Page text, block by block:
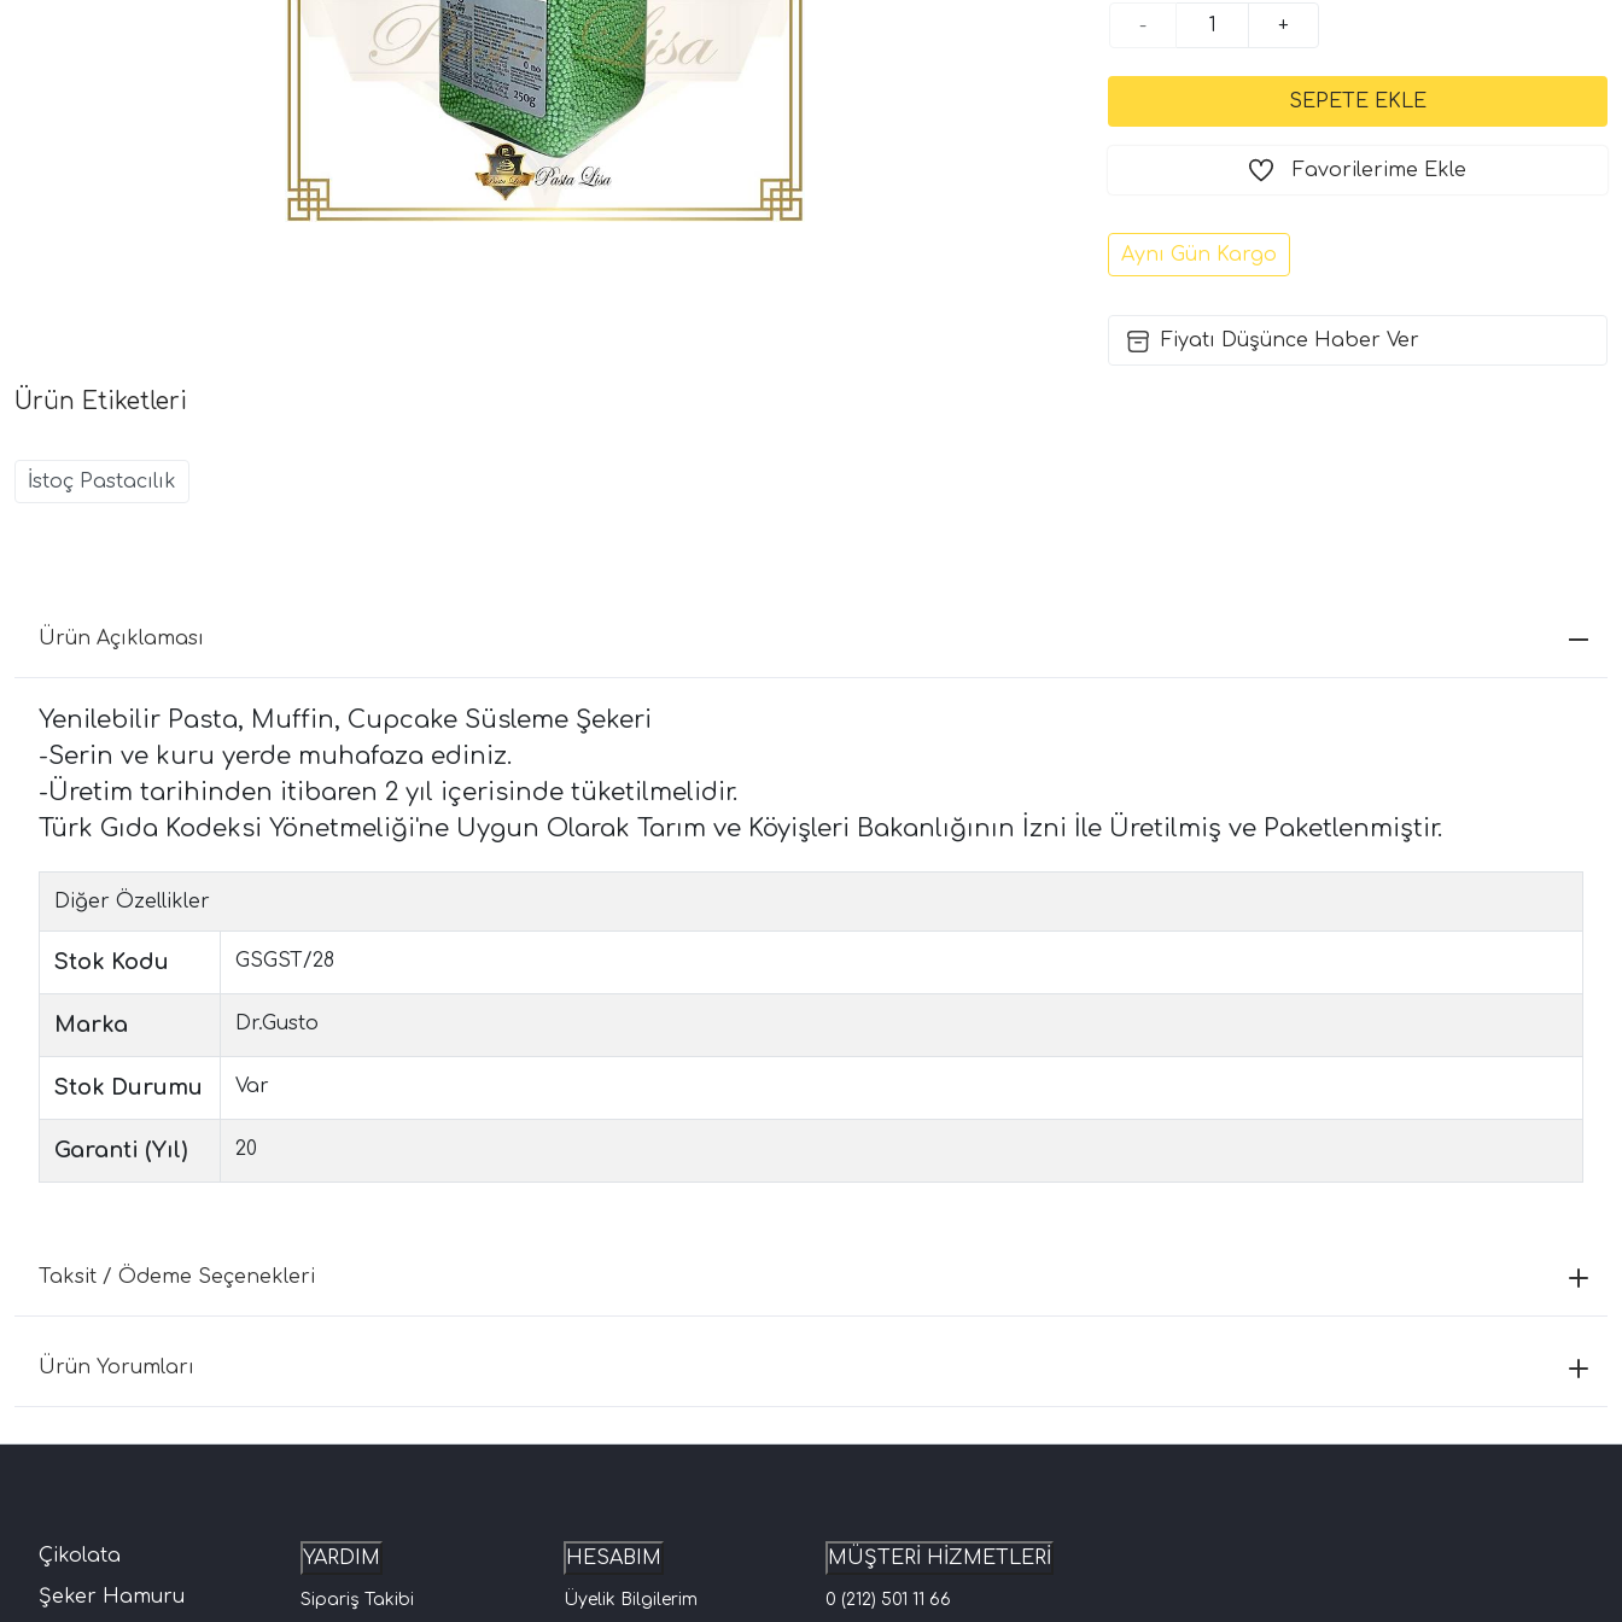
- +
Favorilerime Ekle
Aynı Gün Kargo
Fiyatı Düşünce Haber Ver
Ürün Etiketleri
İstoç Pastacılık
Ürün Açıklaması
Yenilebilir Pasta, Muffin, Cupcake Süsleme Şekeri
-Serin ve kuru yerde muhafaza ediniz.
-Üretim tarihinden itibaren 2 yıl içerisinde tüketilmelidir.
Türk Gıda Kodeksi Yönetmeliği'ne Uygun Olarak Tarım ve Köyişleri Bakanlığının İzni İle Üretilmiş ve Paketlenmiştir.
Diğer Özellikler
Stok Kodu GSGST/28
Marka Dr.Gusto
Stok Durumu Var
Garanti (Yıl) 20
Taksit / Ödeme Seçenekleri
Ürün Yorumları
Çikolata
Şeker Hamuru
YARDIM
Sipariş Takibi
HESABIM
Üyelik Bilgilerim
MÜŞTERİ HİZMETLERİ
0 (212) 501 11 66